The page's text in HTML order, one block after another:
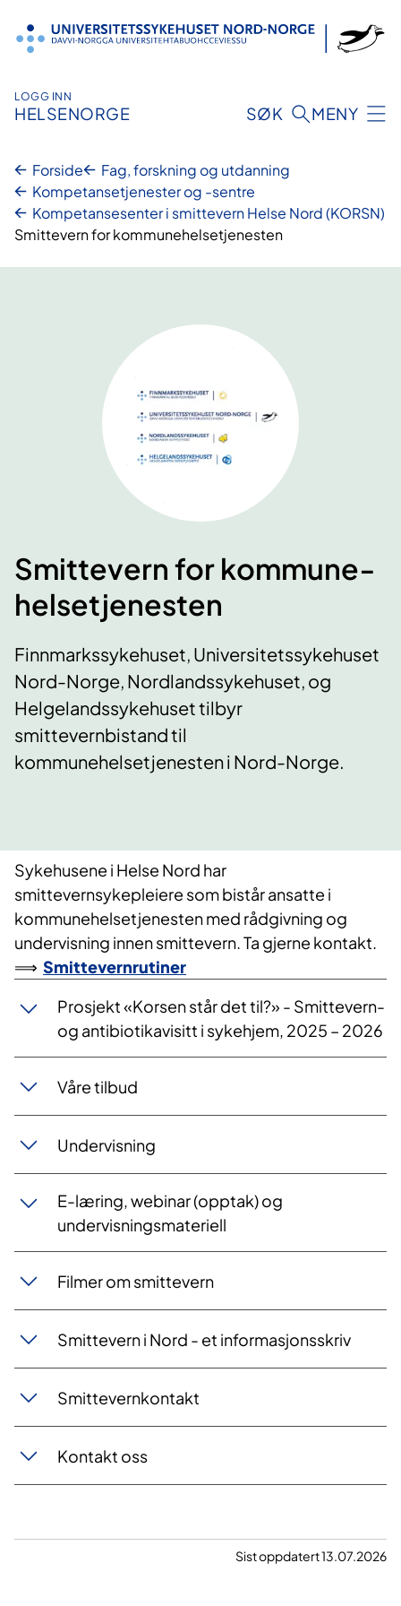
innhold
LOGG INN
HELSENORGE SØK MENY
Forside
Fag, forskning og utdanning
Kompetansetjenester og -sentre
Kompetansesenter i smittevern Helse Nord (KORSN)​
Smittevern for kommune­­helsetjenesten
Smittevern for kommune­­
helsetjenesten
Finnmarkssykehuset, Universitetssykehuset
Nord-Norge, Nordlandssykehuset, og
Helgelandssykehuset tilbyr
smittevernbistand til
kommunehelsetjenesten i Nord-Norge.
Sykehusene i Helse Nord har
smittevernsykepleiere som bistår ansatte i
kommunehelsetjenesten med rådgivning og
undervisning innen smittevern. Ta gjerne kontakt.
⟹ Smittevernrutiner
Prosjekt «Korsen står det til?» - Smittevern-
og antibiotikavisitt i sykehjem, 2025 – 2026
Våre tilbud
Undervisning​
E-læring, webinar (opptak) og
undervisningsmateriell
Filmer om smittevern
Smittevern i Nord - et informasjonsskriv
Smittevernkontakt
Kontakt oss​
Sist oppdatert 13.07.2026